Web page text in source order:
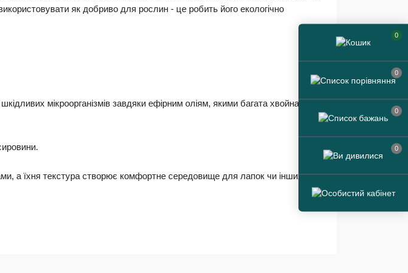
0
0
0
0
як добриво для рослин - це робить його екологічно
мікроорганізмів завдяки ефірним оліям, якими багата хвойна
а їхня текстура створює комфортне середовище для лапок чи інших